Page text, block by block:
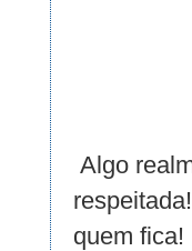
Algo
quem fica!